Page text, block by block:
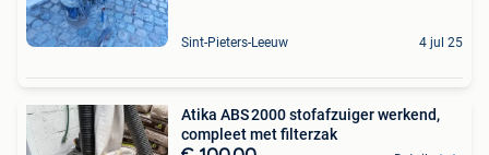
Sint-Pieters-Leeuw 4 jul 25
Atika ABS 2000 stofafzuiger werkend,
compleet met filterzak